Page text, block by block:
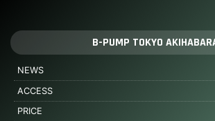
B-PUMP TOKYO
NEWS
ACCESS
PRICE